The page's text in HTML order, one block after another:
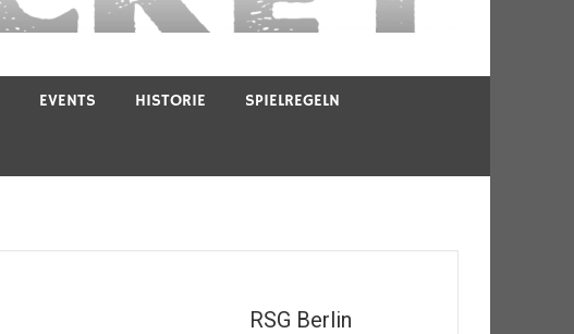
EVENTS HISTORIE SPIELREGELN
RSG Berlin